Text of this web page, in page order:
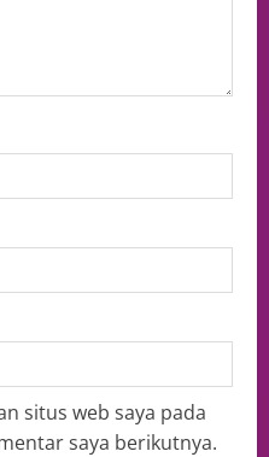
situs web saya pada
saya berikutnya.